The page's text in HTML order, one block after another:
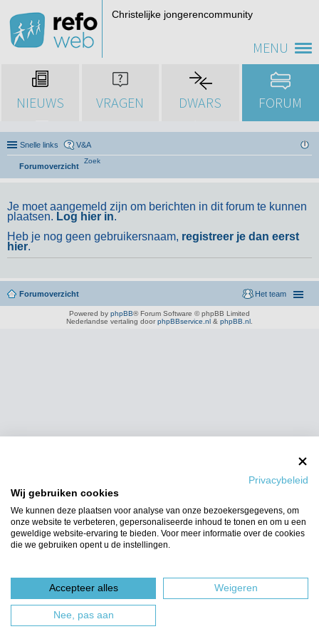
MENU
Christelijke jongerencommunity
NIEUWS VRAGEN DWARS FORUM
Snelle links V&A
Forumoverzicht
Zoek
Je moet aangemeld zijn om berichten in dit forum te kunnen
plaatsen. Log hier in.
Heb je nog geen gebruikersnaam, registreer je dan eerst
hier.
Forumoverzicht Het team
Powered by phpBB® Forum Software © phpBB Limited
Nederlandse vertaling door phpBBservice.nl & phpBB.nl
Privacybeleid
Wij gebruiken cookies
We kunnen deze plaatsen voor analyse van onze bezoekersgegevens, om
onze website te verbeteren, gepersonaliseerde inhoud te tonen en om u een
geweldige website-ervaring te bieden. Voor meer informatie over de cookies
die we gebruiken opent u de instellingen.
Accepteer alles Weigeren
Nee, pas aan